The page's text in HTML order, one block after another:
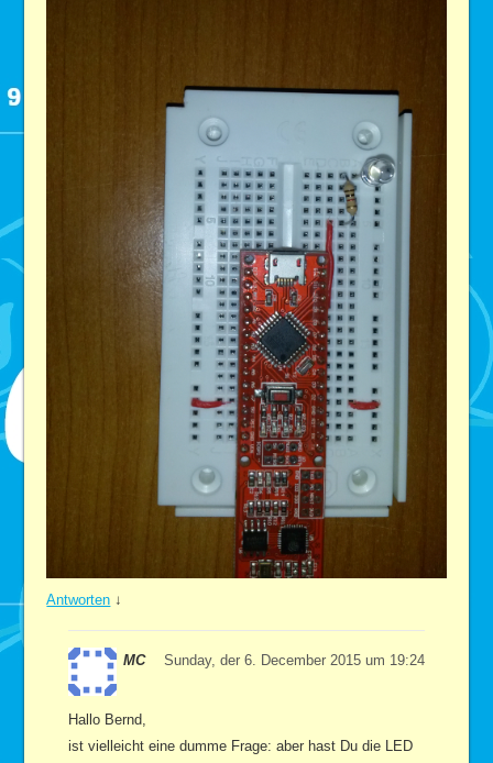
Antworten ↓
MC Sunday, der 6. December 2015 um 19:24
Hallo Bernd,
ist vielleicht eine dumme Frage: aber hast Du die LED